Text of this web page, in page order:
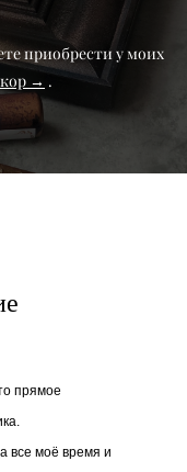
приобрести у моих
→ .
прямое
все моё время и